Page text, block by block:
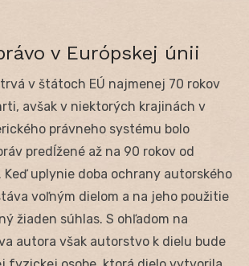
v Európskej únii
v štátoch EÚ najmenej 70 rokov
avšak v niektorých krajinách v
právneho systému bolo
predĺžené až na 90 rokov od
uplynie doba ochrany autorského
voľným dielom a na jeho použitie
žiaden súhlas. S ohľadom na
autora však autorstvo k dielu bude